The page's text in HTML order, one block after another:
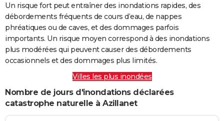
Un risque fort peut entraîner des inondations rapides, des
débordements fréquents de cours d’eau, de nappes
phréatiques ou de caves, et des dommages parfois
importants. Un risque moyen correspond à des inondations
plus modérées qui peuvent causer des débordements
occasionnels et des dommages plus limités.
Villes les plus inondées
Nombre de jours d'inondations déclarées
catastrophe naturelle à Azillanet